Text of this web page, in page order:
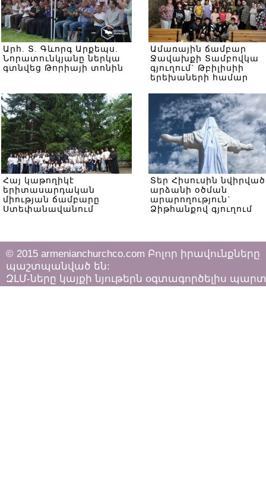
Արհ. Տ. Գևորգ Արքեպս.
Նորատունկյանը ներկա
գտնվեց Թորիայի տոնին
Ամառային ճամբար
Ջավախքի Տամբովկա
գյուղում` Թբիլիսիի
երեխաների համար
Հայ կաթողիկէ
երիտասարդական
միության ճամբարը
Ստեփանավանում
Տեր Հիսուսին նվիրված
արձանի օծման
արարողություն`
Ձիթհանքով գյուղում
© 2015 armenianchurchco.com Բոլոր իրավունքները
պաշտպանված են:
ԶԼՄ-ները կայքի նյութերն օգտագործելիս